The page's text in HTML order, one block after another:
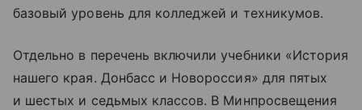
базовый уровень для колледжей и техникумов.
Отдельно в перечень включили учебники «История
нашего края. Донбасс и Новороссия» для пятых
и шестых и седьмых классов. В Минпросвещения